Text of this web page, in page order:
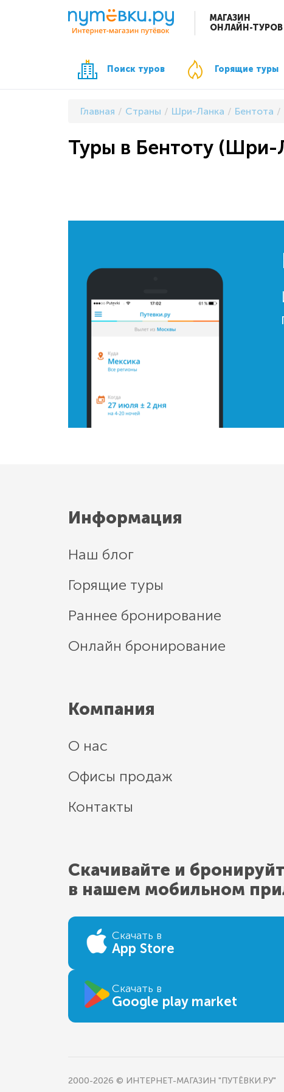
МАГАЗИН
ОНЛАЙН-ТУРОВ
Поиск туров Горящие туры
Главная Страны Шри-Ланка Бентота
Туры в Бентоту (Шри-
Информация
Наш блог
Горящие туры
Раннее бронирование
Онлайн бронирование
Компания
О нас
Офисы продаж
Контакты
Скачивайте и
в нашем мобильном
Скачать в
App Store
Скачать в
Google play market
2000-2026 © ИНТЕРНЕТ-МАГАЗИН "ПУТЁВКИ.РУ"